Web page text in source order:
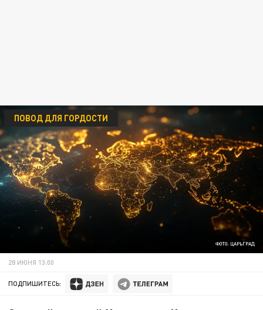
ФОТО: ЦАРЬГРАД
ПОВОД ДЛЯ ГОРДОСТИ
28 ИЮНЯ 13:00
ПОДПИШИТЕСЬ: